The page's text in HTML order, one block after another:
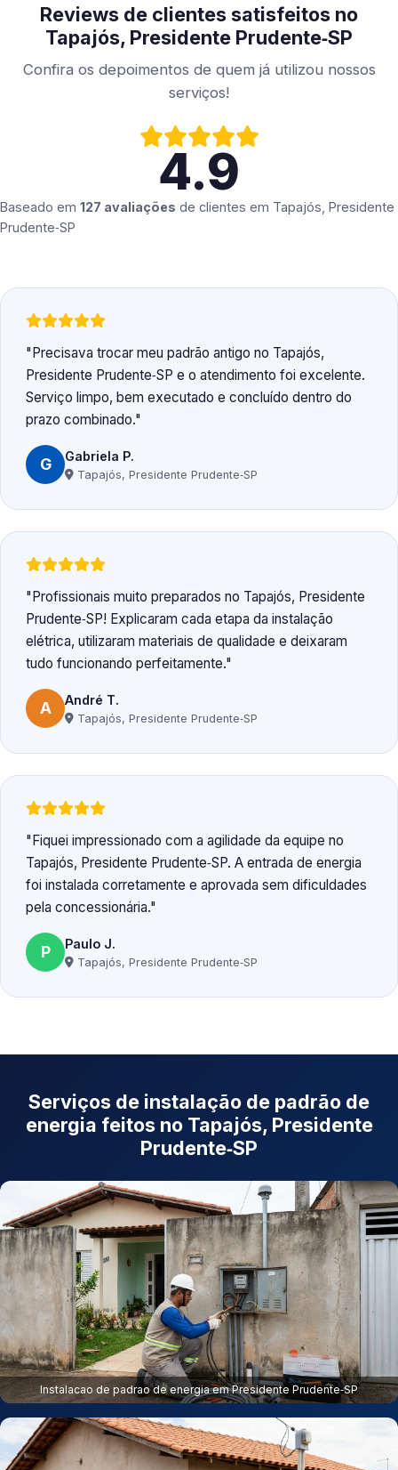
Reviews de clientes satisfeitos no
Tapajós, Presidente Prudente‑SP
Confira os depoimentos de quem já utilizou nossos
serviços!
4.9
Baseado em 127 avaliações de clientes em Tapajós, Presidente
Prudente‑SP
Precisava trocar meu padrão antigo no Tapajós,
Presidente Prudente‑SP e o atendimento foi excelente.
Serviço limpo, bem executado e concluído dentro do
prazo combinado.
G Gabriela P.
Tapajós, Presidente Prudente‑SP
Profissionais muito preparados no Tapajós, Presidente
Prudente‑SP! Explicaram cada etapa da instalação
elétrica, utilizaram materiais de qualidade e deixaram
tudo funcionando perfeitamente.
A André T.
Tapajós, Presidente Prudente‑SP
Fiquei impressionado com a agilidade da equipe no
Tapajós, Presidente Prudente‑SP. A entrada de energia
foi instalada corretamente e aprovada sem dificuldades
pela concessionária.
P Paulo J.
Tapajós, Presidente Prudente‑SP
Serviços de instalação de padrão de
energia feitos no Tapajós, Presidente
Prudente‑SP
Instalacao de padrao de energia em Presidente Prudente‑SP